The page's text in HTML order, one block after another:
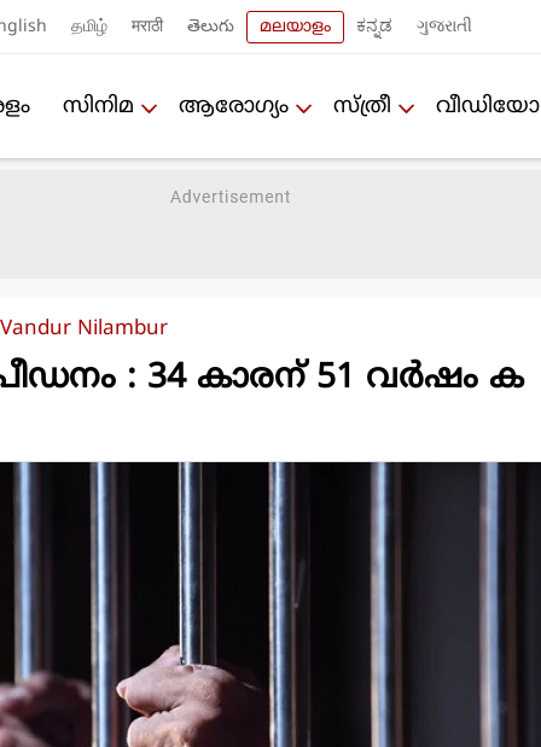
தமிழ் मराठी తెలుగు മലയാളം ಕನ್ನಡ ગુજરાતી
സിനിമ ആരോഗ്യം സ്ത്രീ വീഡിയോ
Nilambur
: 34 കാരന് 51 വർഷം ക